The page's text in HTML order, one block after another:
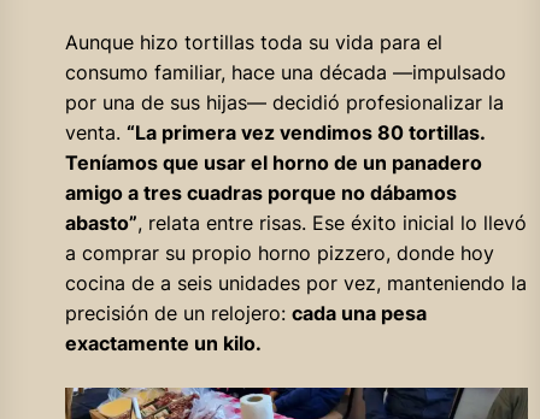
Aunque hizo tortillas toda su vida para el
consumo familiar, hace una década —impulsado
por una de sus hijas— decidió profesionalizar la
venta. “La primera vez vendimos 80 tortillas.
Teníamos que usar el horno de un panadero
amigo a tres cuadras porque no dábamos
abasto”, relata entre risas. Ese éxito inicial lo llevó
a comprar su propio horno pizzero, donde hoy
cocina de a seis unidades por vez, manteniendo la
precisión de un relojero: cada una pesa
exactamente un kilo.